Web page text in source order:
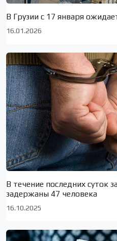
В Грузии с 17 января
16.01.2026
В течение последних суток
задержаны 47 человека
16.10.2025